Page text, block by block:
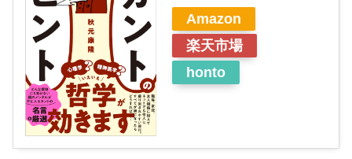
Amazon
楽天市場
honto